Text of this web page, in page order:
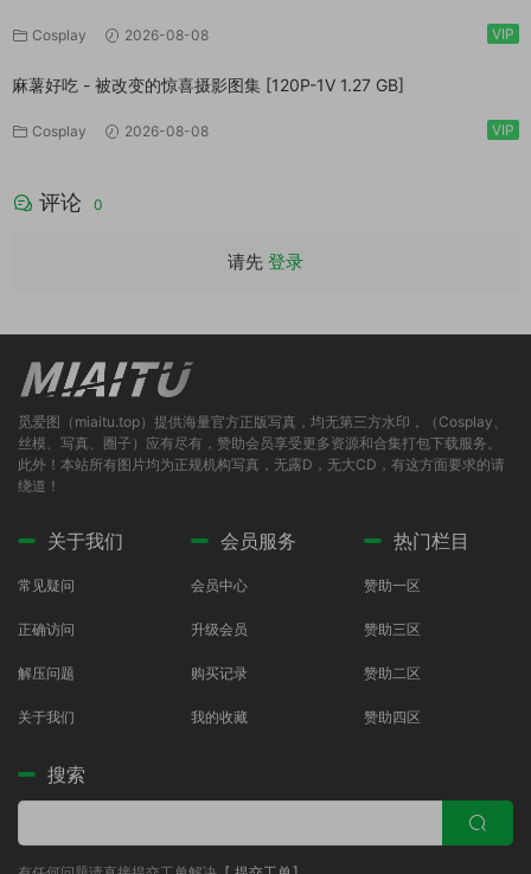
Cosplay 2026-08-08 VIP
麻薯好吃 - 被改变的惊喜摄影图集 [120P-1V 1.27 GB]
Cosplay 2026-08-08 VIP
评论 0
请先 登录
觅爱图（miaitu.top）提供海量官方正版写真，均无第三方水印，（Cosplay、
丝模、写真、圈子）应有尽有，赞助会员享受更多资源和合集打包下载服务。
此外！本站所有图片均为正规机构写真，无露D，无大CD，有这方面要求的请
绕道！
关于我们
常见疑问
正确访问
解压问题
关于我们
会员服务
会员中心
升级会员
购买记录
我的收藏
热门栏目
赞助一区
赞助三区
赞助二区
赞助四区
搜索